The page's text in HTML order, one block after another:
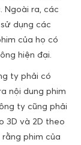
Ngoài ra, các
dụng các
của họ có
hiện đại.
ty phải có
nội dung phim
ty cũng phải
3D và 2D theo
phim của